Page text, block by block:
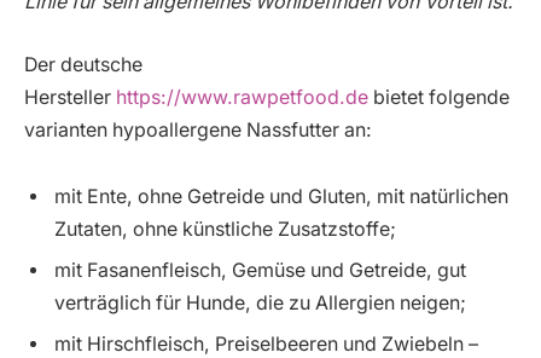
Der deutsche
Hersteller https://www.rawpetfood.de bietet folgende
varianten hypoallergene Nassfutter an:
mit Ente, ohne Getreide und Gluten, mit natürlichen
Zutaten, ohne künstliche Zusatzstoffe;
mit Fasanenfleisch, Gemüse und Getreide, gut
verträglich für Hunde, die zu Allergien neigen;
mit Hirschfleisch, Preiselbeeren und Zwiebeln –